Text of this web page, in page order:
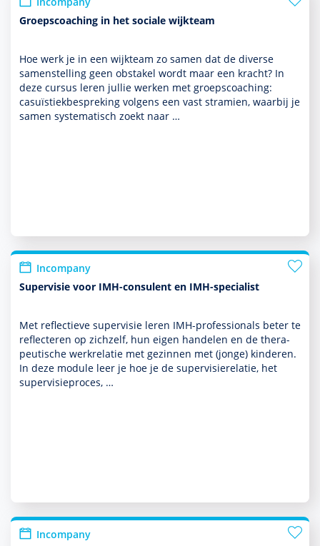
Groepscoaching in het sociale wijkteam
Hoe werk je in een wijkteam zo samen dat de diverse
samenstelling geen obstakel wordt maar een kracht? In
deze cursus leren jullie werken met groepscoaching:
casuïstiekbespreking volgens een vast stramien, waarbij je
samen syste­ma­tisch zoekt naar …
Incompany
Supervisie voor IMH-consulent en IMH-specialist
Met reflectieve super­visie leren IMH-professionals beter te
reflecteren op zichzelf, hun eigen han­delen en de thera­
peu­tische werkrelatie met gezin­nen met (jonge) kin­de­ren.
In deze module leer je hoe je de super­visierelatie, het
super­visieproces, …
Incompany